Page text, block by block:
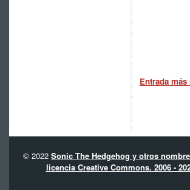
Entrada más
© 2022 Sonic The Hedgehog y otros
licencia Creative Commons. 2006 -